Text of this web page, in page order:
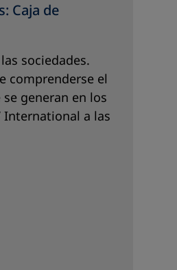
Caja de
sociedades.
comprenderse el
generan en los
International a las